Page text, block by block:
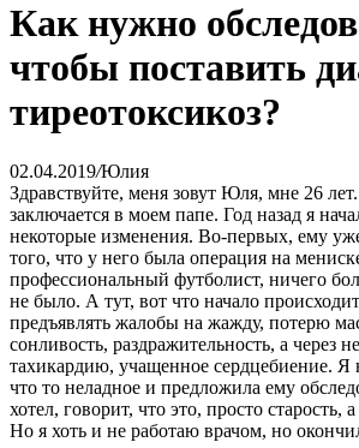
Как нужно
чтобы поставить
тиреотоксикоз?
02.04.2019/Юлия
Здравствуйте, меня зовут Юля, мне 26
заключается в моем папе. Год назад я
некоторые изменения. Во-первых, ему
того, что у него была операция на
профессиональный футболист, ничего
не было. А тут, вот что начало
предъявлять жалобы на жажду, потерю
сонливость, раздражительность, а через
тахикардию, учащенное сердцебиение. Я
что то неладное и предложила ему
хотел, говорит, что это, просто старость,
Но я хоть и не работаю врачом, но